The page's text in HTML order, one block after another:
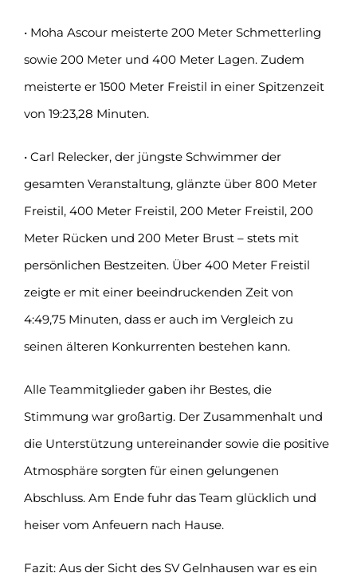
• Moha Ascour meisterte 200 Meter Schmetterling
sowie 200 Meter und 400 Meter Lagen. Zudem
meisterte er 1500 Meter Freistil in einer Spitzenzeit
von 19:23,28 Minuten.
• Carl Relecker, der jüngste Schwimmer der
gesamten Veranstaltung, glänzte über 800 Meter
Freistil, 400 Meter Freistil, 200 Meter Freistil, 200
Meter Rücken und 200 Meter Brust – stets mit
persönlichen Bestzeiten. Über 400 Meter Freistil
zeigte er mit einer beeindruckenden Zeit von
4:49,75 Minuten, dass er auch im Vergleich zu
seinen älteren Konkurrenten bestehen kann.
Alle Teammitglieder gaben ihr Bestes, die
Stimmung war großartig. Der Zusammenhalt und
die Unterstützung untereinander sowie die positive
Atmosphäre sorgten für einen gelungenen
Abschluss. Am Ende fuhr das Team glücklich und
heiser vom Anfeuern nach Hause.
Fazit: Aus der Sicht des SV Gelnhausen war es ein